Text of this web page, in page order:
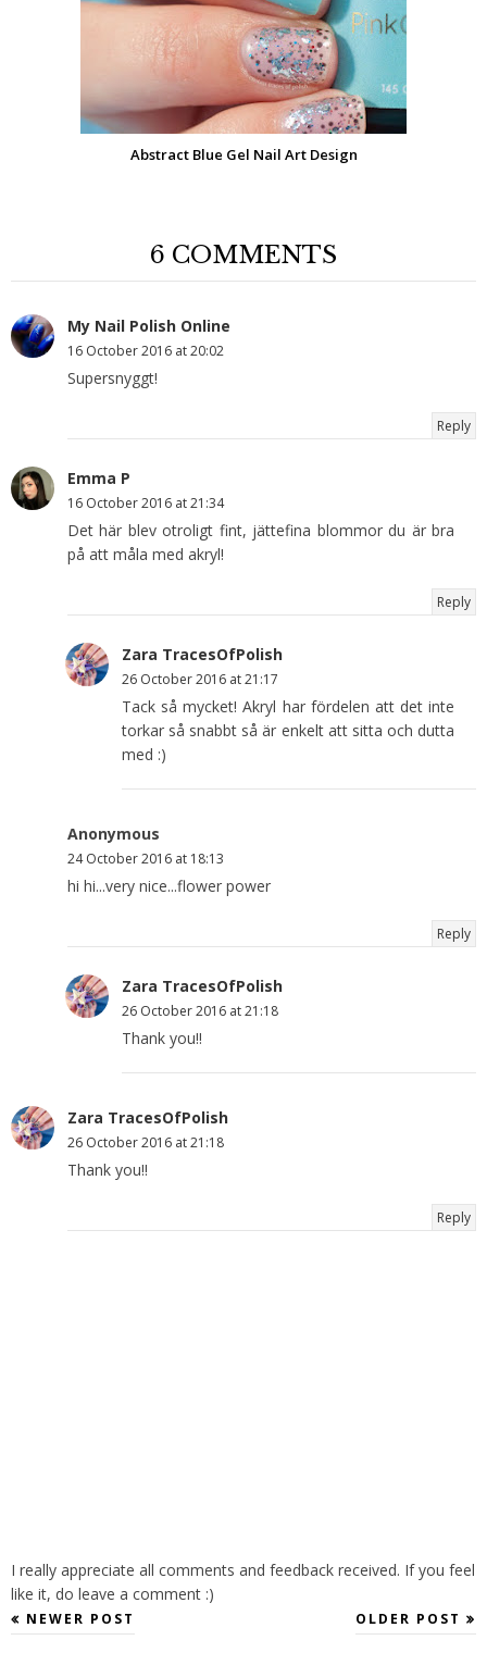
Abstract Blue Gel Nail Art Design
6 COMMENTS
My Nail Polish Online
16 October 2016 at 20:02
Supersnyggt!
Reply
Emma P
16 October 2016 at 21:34
Det här blev otroligt fint, jättefina blommor du är bra
på att måla med akryl!
Reply
Zara TracesOfPolish
26 October 2016 at 21:17
Tack så mycket! Akryl har fördelen att det inte
torkar så snabbt så är enkelt att sitta och dutta
med :)
Anonymous
24 October 2016 at 18:13
hi hi...very nice...flower power
Reply
Zara TracesOfPolish
26 October 2016 at 21:18
Thank you!!
Zara TracesOfPolish
26 October 2016 at 21:18
Thank you!!
Reply
I really appreciate all comments and feedback received. If you feel
like it, do leave a comment :)
NEWER POST OLDER POST